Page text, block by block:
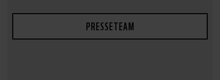
PRESSETEAM